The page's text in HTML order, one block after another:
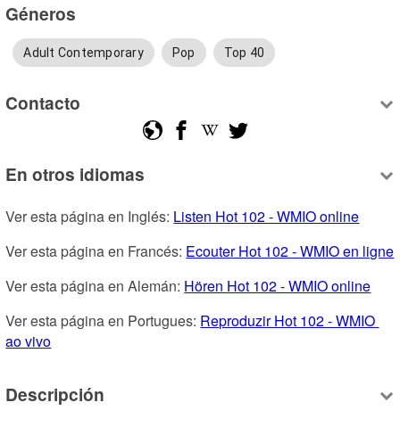
Géneros
Adult Contemporary Pop Top 40
Contacto
En otros idiomas
Ver esta página en Inglés: Listen Hot 102 - WMIO online
Ver esta página en Francés: Ecouter Hot 102 - WMIO en ligne
Ver esta página en Alemán: Hören Hot 102 - WMIO online
Ver esta página en Portugues: Reproduzir Hot 102 - WMIO
ao vivo
Descripción